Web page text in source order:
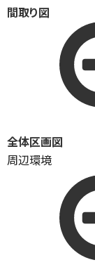
間取り図
全体区画図
周辺環境